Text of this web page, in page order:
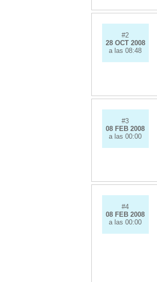
#2
28 OCT 2008
a las 08:48
#3
08 FEB 2008
a las 00:00
#4
08 FEB 2008
a las 00:00